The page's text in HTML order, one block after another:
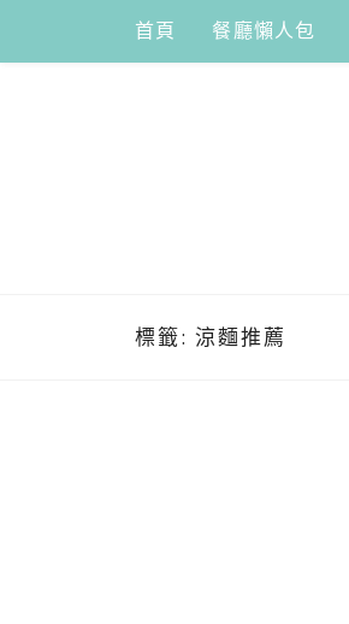
content
首頁 餐廳懶人包
標籤: 涼麵推薦